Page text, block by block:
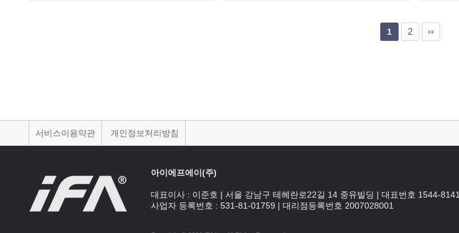
1 2
서비스이용약관 개인정보처리방침
아이에프에이(주)
대표이사 : 이준호 | 서울 강남구 테헤란로22길 14 중유빌딩 | 대표번호 1544-8141
사업자 등록번호 : 531-81-01759 | 대리점등록번호 2007028001